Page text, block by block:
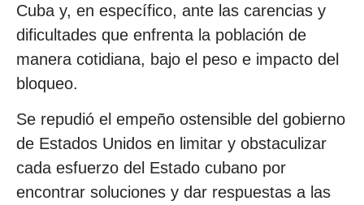
Cuba y, en específico, ante las carencias y
dificultades que enfrenta la población de
manera cotidiana, bajo el peso e impacto del
bloqueo.
Se repudió el empeño ostensible del gobierno
de Estados Unidos en limitar y obstaculizar
cada esfuerzo del Estado cubano por
encontrar soluciones y dar respuestas a las